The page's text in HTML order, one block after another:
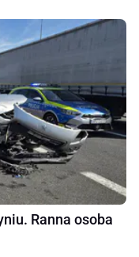
Ranna osoba